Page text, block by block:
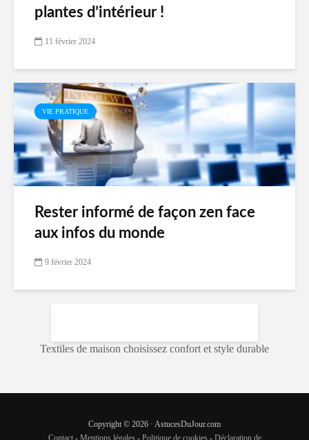
plantes d’intérieur !
11 février 2024
VIE PRATIQUE
Rester informé de façon zen face
aux infos du monde
9 février 2024
Textiles de maison choisissez confort et style durable
Copyright © 2026 · AstucesDuJour.com
Contact- Mentions légales- Politique de cookies- Déclaration de